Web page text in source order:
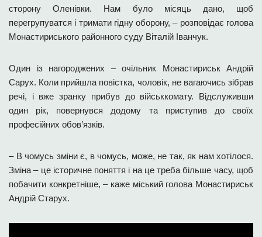
сторону Оленівки. Нам було місяць дано, щоб
перегрупуватся і тримати гідну оборону, – розповідає голова
Монастириського районного суду Віталій Іванчук.
Один із нагороджених – очільник Монастириськ Андрій
Сарух. Коли прийшла повістка, чоловік, не вагаючись зібрав
речі, і вже зранку прибув до військкомату. Відслуживши
один рік, повернувся додому та приступив до своїх
професійних обов’язків.
– В чомусь зміни є, в чомусь, може, не так, як нам хотілося.
Зміна – це історичне поняття і на це треба більше часу, щоб
побачити конкретніше, – каже міський голова Монастириськ
Андрій Старух.